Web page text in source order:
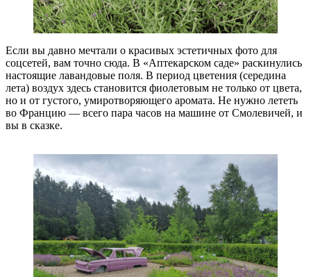
Если вы давно мечтали о красивых эстетичных фото для
соцсетей, вам точно сюда. В «Аптекарском саде» раскинулись
настоящие лавандовые поля. В период цветения (середина
лета) воздух здесь становится фиолетовым не только от цвета,
но и от густого, умиротворяющего аромата. Не нужно лететь
во Францию — всего пара часов на машине от Смолевичей, и
вы в сказке.